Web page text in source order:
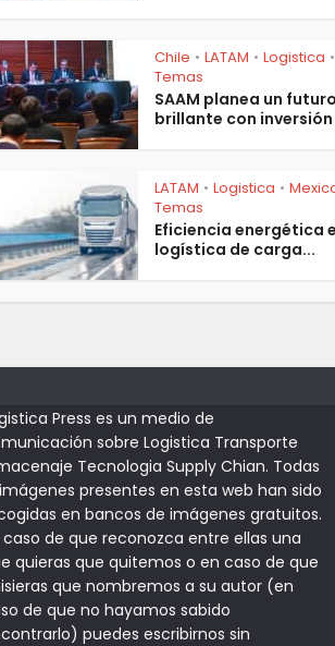
Chile • LATAM • Logistica •
Temas
SAAM planea un
brillante con inversión
LATAM • Logistica •
Temas
Eficiencia energética
logística de carga...
Press es un medio de
sobre Logistica Transporte
Tecnologia Supply Chian. Todas
presentes en esta web han sido
en bancos de imágenes gratuitos.
caso de que reconozca entre ellas una
quieras que quitemos o en caso de que
que nombremos a su autor (en
de que no hayamos sabido
puedes escribirnos sin